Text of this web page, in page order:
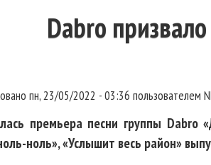
Dabro
пн, 23/05/2022 - 03:36 пользователем
премьера песни группы
ноль», «Услышит весь район»